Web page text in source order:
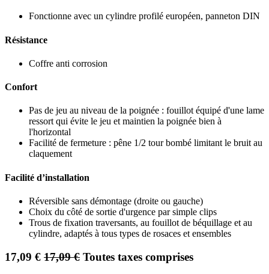
Fonctionne avec un cylindre profilé européen, panneton DIN
Résistance
Coffre anti corrosion
Confort
Pas de jeu au niveau de la poignée : fouillot équipé d'une lame
ressort qui évite le jeu et maintien la poignée bien à
l'horizontal
Facilité de fermeture : pêne 1/2 tour bombé limitant le bruit au
claquement
Facilité d’installation
Réversible sans démontage (droite ou gauche)
Choix du côté de sortie d'urgence par simple clips
Trous de fixation traversants, au fouillot de béquillage et au
cylindre, adaptés à tous types de rosaces et ensembles
17,09 € 17,09€ Toutes taxes comprises